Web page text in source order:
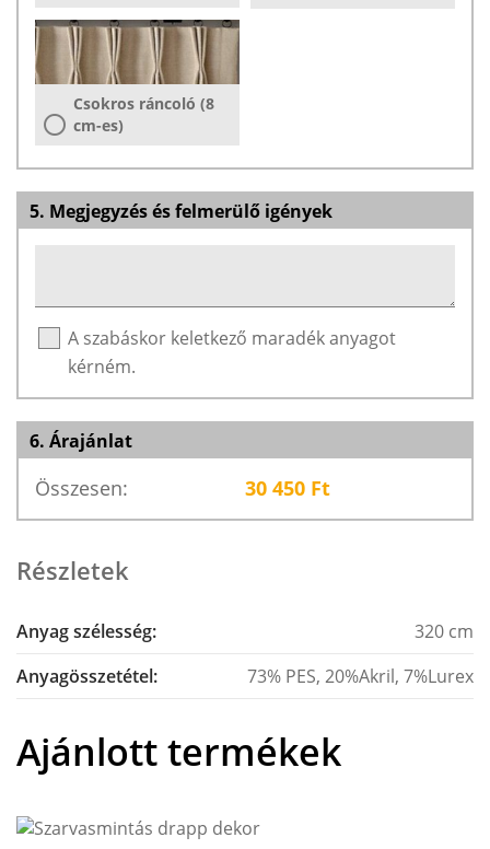
Csokros ráncoló (8
cm-es)
5. Megjegyzés és felmerülő igények
A szabáskor keletkező maradék anyagot
kérném.
6. Árajánlat
Összesen: 30 450 Ft
Részletek
Anyag szélesség:
320 cm
Anyagösszetétel:
73% PES, 20%Akril, 7%Lurex
Ajánlott termékek